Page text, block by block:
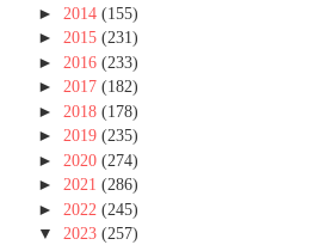
► 2014 (155)
► 2015 (231)
► 2016 (233)
► 2017 (182)
► 2018 (178)
► 2019 (235)
► 2020 (274)
► 2021 (286)
► 2022 (245)
▼ 2023 (257)